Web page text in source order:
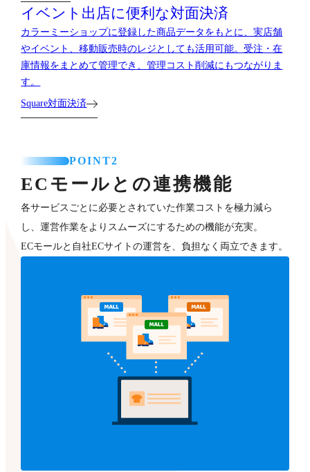
イベント出店に便利な対面決済
カラーミーショップに登録した商品データをもとに、実店舗
やイベント、移動販売時のレジとしても活用可能。受注・在
庫情報をまとめて管理でき、管理コスト削減にもつながりま
す。
Square対面決済
POINT2
ECモールとの連携機能
各サービスごとに必要とされていた作業コストを極力減ら
し、運営作業をよりスムーズにするための機能が充実。
ECモールと自社ECサイトの運営を、負担なく両立できます。